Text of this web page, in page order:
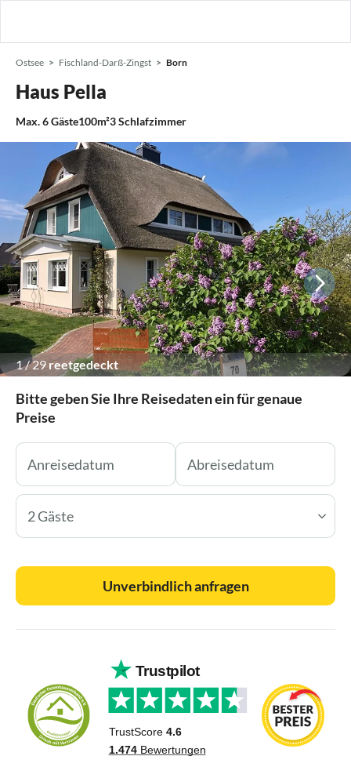
Ostsee Fischland-Darß-Zingst Born
Haus Pella
Max.6Gäste100m²3Schlafzimmer
1/29 reetgedeckt
Bitte geben Sie Ihre Reisedaten ein für genaue
Preise
2 Gäste
Unverbindlich anfragen